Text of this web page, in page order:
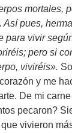
mortales,
Así pues,
para vivir
pero si
viviréis».
y me
De mi
pecaron?
vivieron